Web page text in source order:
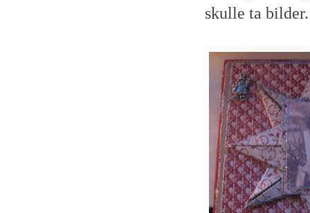
skulle ta bilder.